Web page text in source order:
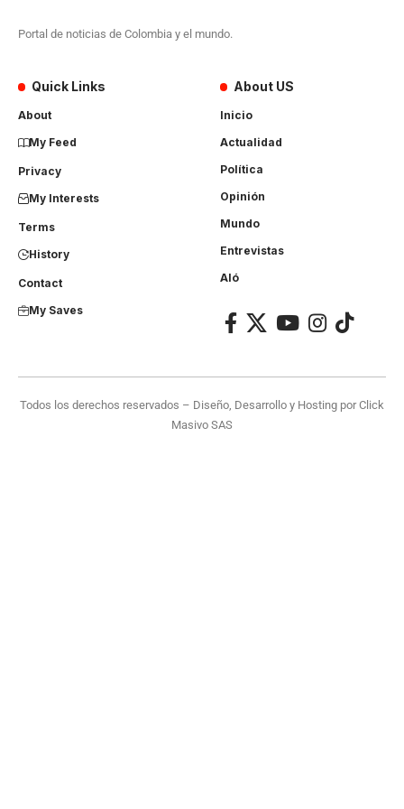
Portal de noticias de Colombia y el mundo.
Quick Links
About
My Feed
Privacy
My Interests
Terms
History
Contact
My Saves
About US
Inicio
Actualidad
Política
Opinión
Mundo
Entrevistas
Aló
Todos los derechos reservados – Diseño, Desarrollo y Hosting porClick
Masivo SAS